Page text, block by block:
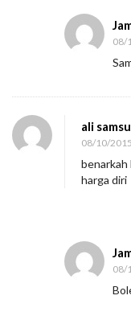
08/
ali
08/10/
benarkah
harga diri
08/